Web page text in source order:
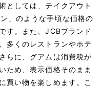
としては、テイクアウト
」のような手頃な価格の
す。また、JCBブランド
多くのレストランやホテ
らに、グアムは消費税が
ため、表示価格そのまま
買い物を楽しめます。こ